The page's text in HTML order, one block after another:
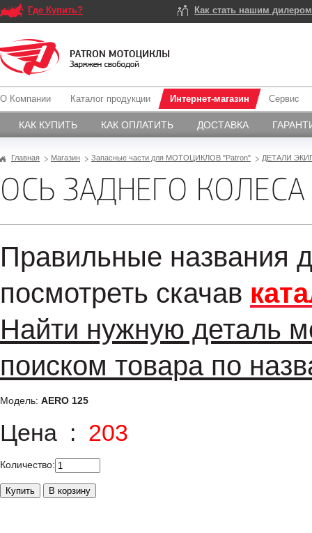
Где Купить? Как стать нашим
О Компании Каталог продукции Интернет-магазин
КАК КУПИТЬ КАК ОПЛАТИТЬ ДОСТАВКА
Сервис
Главная Магазин Запасные части для МОТОЦИКЛОВ "Patron" ДЕТАЛИ
ОСЬ ЗАДНЕГО КОЛЕСА
Правильные названия
посмотреть скачав
Найти нужную деталь
поиском товара по
Модель: AERO 125
Цена : 203
Количество: